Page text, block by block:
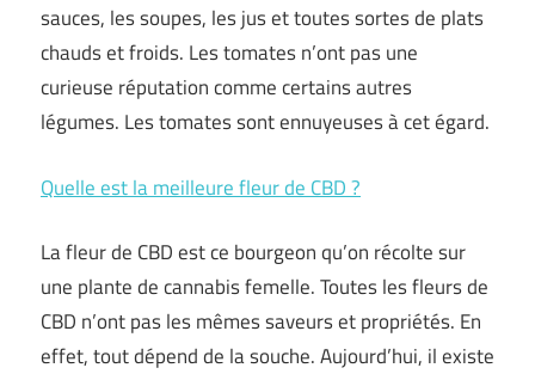
sauces, les soupes, les jus et toutes sortes de plats
chauds et froids. Les tomates n’ont pas une
curieuse réputation comme certains autres
légumes. Les tomates sont ennuyeuses à cet égard.
Quelle est la meilleure fleur de CBD ?
La fleur de CBD est ce bourgeon qu’on récolte sur
une plante de cannabis femelle. Toutes les fleurs de
CBD n’ont pas les mêmes saveurs et propriétés. En
effet, tout dépend de la souche. Aujourd’hui, il existe